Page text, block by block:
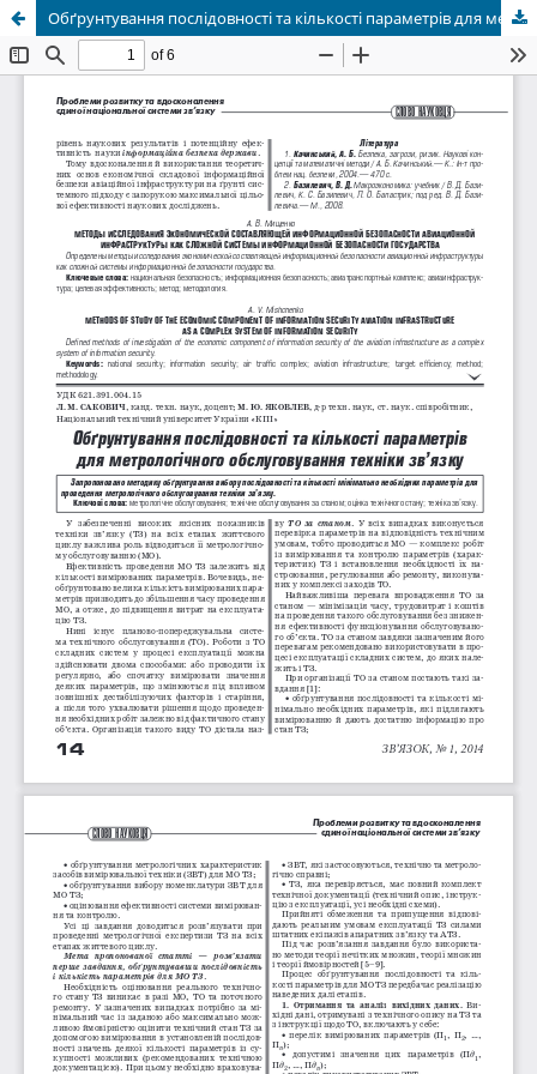
Обґрунтування послідовності та кількості параметрів для метрологічного обслуговування техніки зв’язку